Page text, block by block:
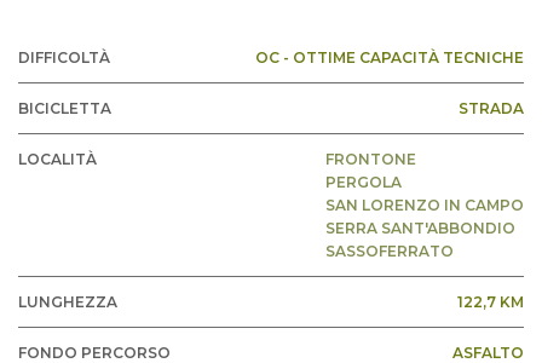
DIFFICOLTÀ OC - OTTIME CAPACITÀ TECNICHE
BICICLETTA STRADA
LOCALITÀ
FRONTONE
PERGOLA
SAN LORENZO IN CAMPO
SERRA SANT'ABBONDIO
SASSOFERRATO
LUNGHEZZA 122,7 KM
FONDO PERCORSO ASFALTO